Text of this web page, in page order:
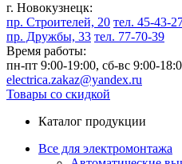
г. Новокузнецк:
пр. Строителей, 20 тел. 45-43-
пр. Дружбы, 33 тел. 77-70-39
Время работы:
пн-пт 9:00-19:00, сб-вс 9:00-
electrica.zakaz@yandex.ru
Товары со скидкой
Каталог продукции
Все для электромонтажа